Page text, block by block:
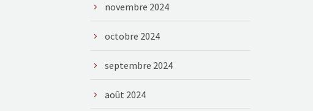
novembre 2024
octobre 2024
septembre 2024
août 2024